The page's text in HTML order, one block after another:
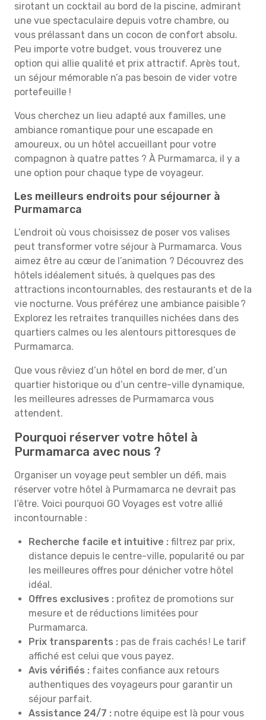
sirotant un cocktail au bord de la piscine, admirant
une vue spectaculaire depuis votre chambre, ou
vous prélassant dans un cocon de confort absolu.
Peu importe votre budget, vous trouverez une
option qui allie qualité et prix attractif. Après tout,
un séjour mémorable n’a pas besoin de vider votre
portefeuille !
Vous cherchez un lieu adapté aux familles, une
ambiance romantique pour une escapade en
amoureux, ou un hôtel accueillant pour votre
compagnon à quatre pattes ? À Purmamarca, il y a
une option pour chaque type de voyageur.
Les meilleurs endroits pour séjourner à
Purmamarca
L’endroit où vous choisissez de poser vos valises
peut transformer votre séjour à Purmamarca. Vous
aimez être au cœur de l’animation ? Découvrez des
hôtels idéalement situés, à quelques pas des
attractions incontournables, des restaurants et de la
vie nocturne. Vous préférez une ambiance paisible ?
Explorez les retraites tranquilles nichées dans des
quartiers calmes ou les alentours pittoresques de
Purmamarca.
Que vous rêviez d’un hôtel en bord de mer, d’un
quartier historique ou d’un centre-ville dynamique,
les meilleures adresses de Purmamarca vous
attendent.
Pourquoi réserver votre hôtel à
Purmamarca avec nous ?
Organiser un voyage peut sembler un défi, mais
réserver votre hôtel à Purmamarca ne devrait pas
l’être. Voici pourquoi GO Voyages est votre allié
incontournable :
Recherche facile et intuitive : filtrez par prix,
distance depuis le centre-ville, popularité ou par
les meilleures offres pour dénicher votre hôtel
idéal.
Offres exclusives : profitez de promotions sur
mesure et de réductions limitées pour
Purmamarca.
Prix transparents : pas de frais cachés ! Le tarif
affiché est celui que vous payez.
Avis vérifiés : faites confiance aux retours
authentiques des voyageurs pour garantir un
séjour parfait.
Assistance 24/7 : notre équipe est là pour vous